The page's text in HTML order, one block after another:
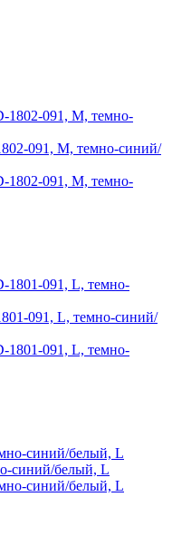
091, M, темно-синий/
091, L, темно-синий/
синий/белый, L